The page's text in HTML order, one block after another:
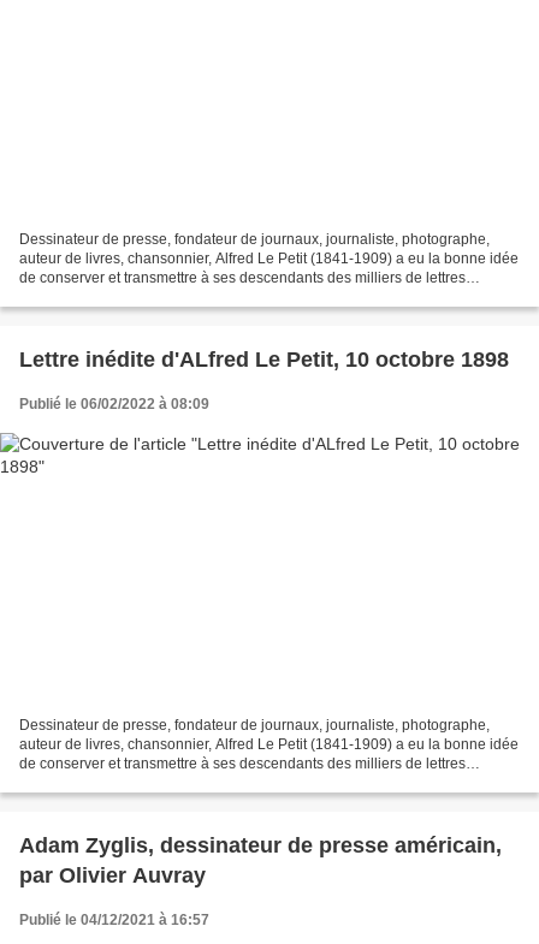
Dessinateur de presse, fondateur de journaux, journaliste, photographe,
auteur de livres, chansonnier, Alfred Le Petit (1841-1909) a eu la bonne idée
de conserver et transmettre à ses descendants des milliers de lettres
Lettre inédite d'ALfred Le Petit, 10 octobre 1898
Publié le 06/02/2022 à 08:09
Dessinateur de presse, fondateur de journaux, journaliste, photographe,
auteur de livres, chansonnier, Alfred Le Petit (1841-1909) a eu la bonne idée
de conserver et transmettre à ses descendants des milliers de lettres
Adam Zyglis, dessinateur de presse américain,
par Olivier Auvray
Publié le 04/12/2021 à 16:57